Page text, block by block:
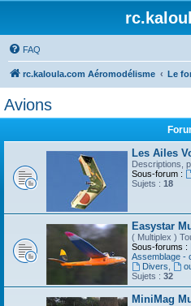
FAQ
rc.kaloula.com Aéromodélisme Le
Avions
Les Ailes
Descriptions,
Sous-forum :
Sujets : 18
Easystar
( Multiplex )
Sous-forums :
Assemblage -
Divers
Sujets : 32
MiniMag